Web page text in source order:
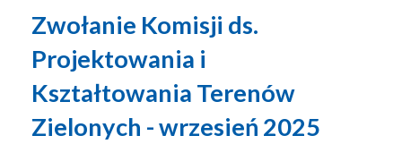
Zwołanie Komisji ds.
Projektowania i
Kształtowania Terenów
Zielonych - wrzesień 2025